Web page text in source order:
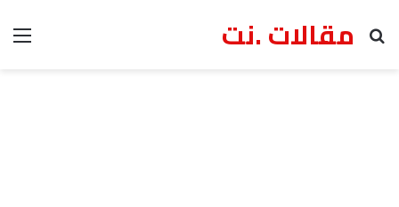
مقالات .نت
بحث عن